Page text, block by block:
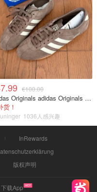
€100.00
adidas Originals adidas Originals TOKYO 复古休闲鞋 深棕色
货！
1036人感兴趣
InRewards
版权声明
下载App